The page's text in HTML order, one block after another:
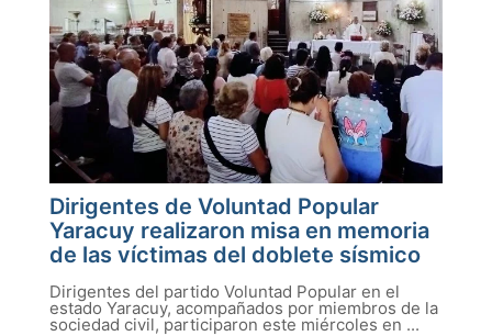
Dirigentes de Voluntad Popular
Yaracuy realizaron misa en memoria
de las víctimas del doblete sísmico
Dirigentes del partido Voluntad Popular en el
estado Yaracuy, acompañados por miembros de la
sociedad civil, participaron este miércoles en ...